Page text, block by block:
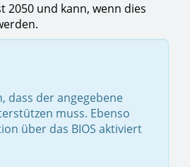
2050 und kann, wenn dies
dass der angegebene
muss. Ebenso
über das BIOS aktiviert